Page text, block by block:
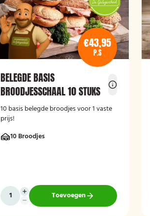
€43,95
P.S
BELEGDE BASIS
BROODJESSCHAAL 10 STUKS
10 basis belegde broodjes voor 1 vaste
prijs!
10 Broodjes
Toevoegen